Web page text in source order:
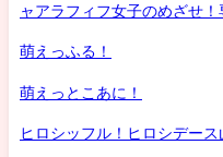
ャアラフィフ女子のめざせ
萌えっふる！
萌えっとこあに！
ヒロシッフル！ヒロシデー